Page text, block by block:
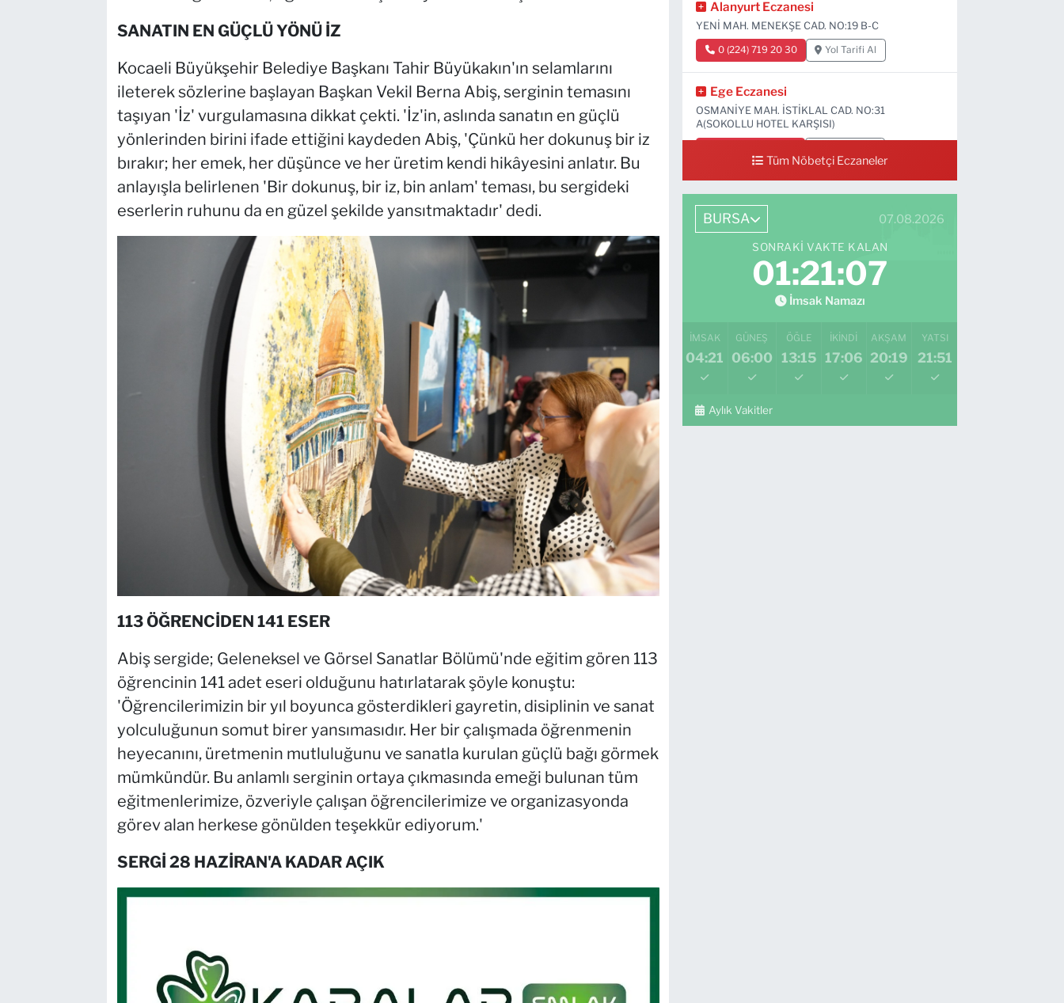
SANATIN EN GÜÇLÜ YÖNÜ İZ
Kocaeli Büyükşehir Belediye Başkanı Tahir Büyükakın'ın selamlarını
ileterek sözlerine başlayan Başkan Vekil Berna Abiş, serginin temasını
taşıyan 'İz' vurgulamasına dikkat çekti. 'İz'in, aslında sanatın en güçlü
yönlerinden birini ifade ettiğini kaydeden Abiş, 'Çünkü her dokunuş bir iz
bırakır; her emek, her düşünce ve her üretim kendi hikâyesini anlatır. Bu
anlayışla belirlenen 'Bir dokunuş, bir iz, bin anlam' teması, bu sergideki
eserlerin ruhunu da en güzel şekilde yansıtmaktadır' dedi.
113 ÖĞRENCİDEN 141 ESER
Abiş sergide; Geleneksel ve Görsel Sanatlar Bölümü'nde eğitim gören 113
öğrencinin 141 adet eseri olduğunu hatırlatarak şöyle konuştu:
'Öğrencilerimizin bir yıl boyunca gösterdikleri gayretin, disiplinin ve sanat
yolculuğunun somut birer yansımasıdır. Her bir çalışmada öğrenmenin
heyecanını, üretmenin mutluluğunu ve sanatla kurulan güçlü bağı görmek
mümkündür. Bu anlamlı serginin ortaya çıkmasında emeği bulunan tüm
eğitmenlerimize, özveriyle çalışan öğrencilerimize ve organizasyonda
görev alan herkese gönülden teşekkür ediyorum.'
SERGİ 28 HAZİRAN'A KADAR AÇIK
Alanyurt Eczanesi
YENİ MAH. MENEKŞE CAD. NO:19 B-C
0 (224) 719 20 30 Yol Tarifi Al
Ege Eczanesi
OSMANİYE MAH. İSTİKLAL CAD. NO:31
A(SOKOLLU HOTEL KARŞISI)
Tüm Nöbetçi Eczaneler
BURSA 07.08.2026
SONRAKI VAKTE KALAN
01:21:06
İmsak Namazı
İMSAK
04:21
GÜNEŞ
06:00
ÖĞLE
13:15
İKINDI
17:06
AKŞAM
20:19
YATSI
21:51
Aylık Vakitler